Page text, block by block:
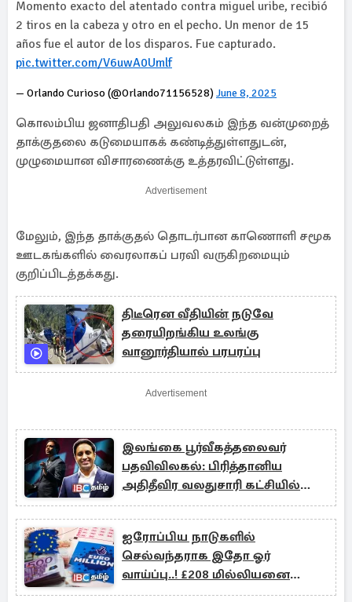
Momento exacto del atentado contra miguel uribe, recibió
2 tiros en la cabeza y otro en el pecho. Un menor de 15
años fue el autor de los disparos. Fue capturado.
pic.twitter.com/V6uwA0Umlf
— Orlando Curioso (@Orlando71156528) June 8, 2025
கொலம்பிய ஜனாதிபதி அலுவலகம் இந்த வன்முறைத்
தாக்குதலை கடுமையாகக் கண்டித்துள்ளதுடன்,
முழுமையான விசாரணைக்கு உத்தரவிட்டுள்ளது.
Advertisement
மேலும், இந்த தாக்குதல் தொடர்பான காணொளி சமூக
ஊடகங்களில் வைரலாகப் பரவி வருகிறமையும்
குறிப்பிடத்தக்கது.
திடீரென வீதியின் நடுவே
தரையிறங்கிய உலங்கு
வானூர்தியால் பரபரப்பு
Advertisement
இலங்கை பூர்வீகத்தலைவர்
பதவிவிலகல்: பிரித்தானிய
அதிதீவிர வலதுசாரி கட்சியில்
அதிர்வு
ஐரோப்பிய நாடுகளில்
செல்வந்தராக இதோ ஓர்
வாய்ப்பு..! £208 மில்லியனை
எட்டிய பரிசுத்தொகை